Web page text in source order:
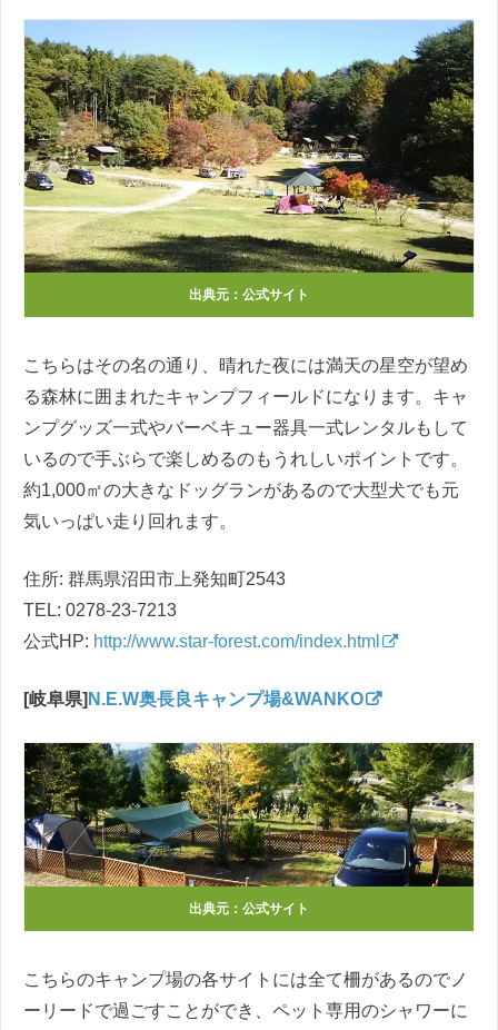
出典元：公式サイト
こちらはその名の通り、晴れた夜には満天の星空が望め
る森林に囲まれたキャンプフィールドになります。キャ
ンプグッズ一式やバーベキュー器具一式レンタルもして
いるので手ぶらで楽しめるのもうれしいポイントです。
約1,000㎡の大きなドッグランがあるので大型犬でも元
気いっぱい走り回れます。
住所: 群馬県沼田市上発知町2543
TEL: 0278-23-7213
公式HP: http://www.star-forest.com/index.html
[岐阜県] N.E.W奥長良キャンプ場&WANKO
出典元：公式サイト
こちらのキャンプ場の各サイトには全て柵があるのでノ
ーリードで過ごすことができ、ペット専用のシャワーに